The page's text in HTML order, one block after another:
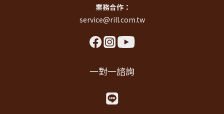
業務合作：
service@rill.com.tw
一對一諮詢